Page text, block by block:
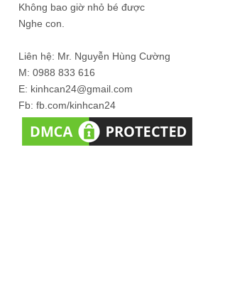
Không bao giờ nhỏ bé được
Nghe con.
Liên hệ: Mr. Nguyễn Hùng Cường
M: 0988 833 616
E: kinhcan24@gmail.com
Fb: fb.com/kinhcan24